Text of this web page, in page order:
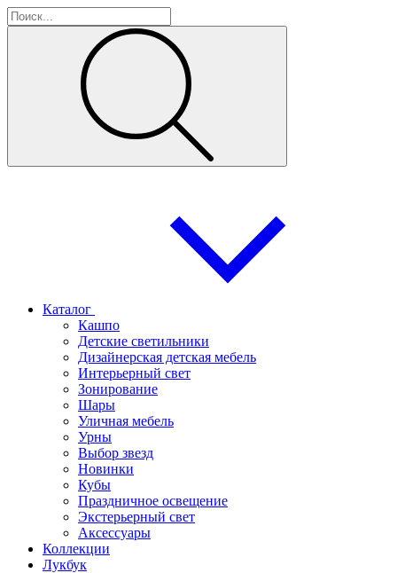
Каталог
Кашпо
Детские светильники
Дизайнерская детская мебель
Интерьерный свет
Зонирование
Шары
Уличная мебель
Урны
Выбор звезд
Новинки
Кубы
Праздничное освещение
Экстерьерный свет
Аксессуары
Коллекции
Лукбук